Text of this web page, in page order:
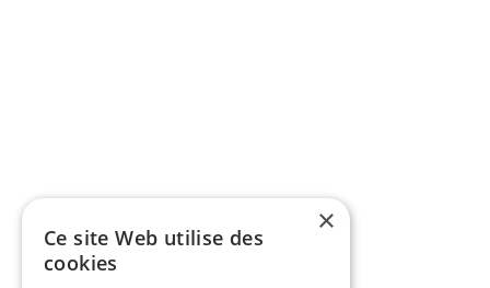
×
Ce site Web utilise des
cookies